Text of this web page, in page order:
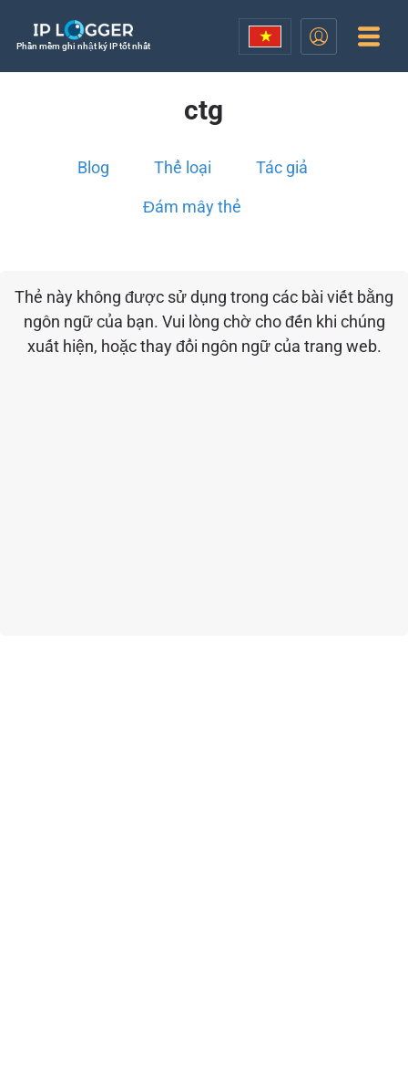
Phần mềm ghi nhật ký IP tốt nhất
ctg
Blog Thể loại Tác giả
Đám mây thẻ